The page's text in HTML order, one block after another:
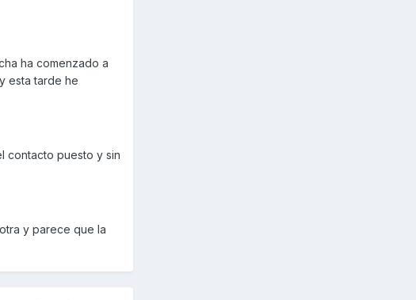
ha comenzado a
esta tarde he
contacto puesto y sin
y parece que la